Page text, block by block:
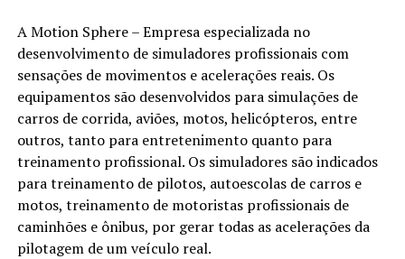
A Motion Sphere – Empresa especializada no
desenvolvimento de simuladores profissionais com
sensações de movimentos e acelerações reais. Os
equipamentos são desenvolvidos para simulações de
carros de corrida, aviões, motos, helicópteros, entre
outros, tanto para entretenimento quanto para
treinamento profissional. Os simuladores são indicados
para treinamento de pilotos, autoescolas de carros e
motos, treinamento de motoristas profissionais de
caminhões e ônibus, por gerar todas as acelerações da
pilotagem de um veículo real.